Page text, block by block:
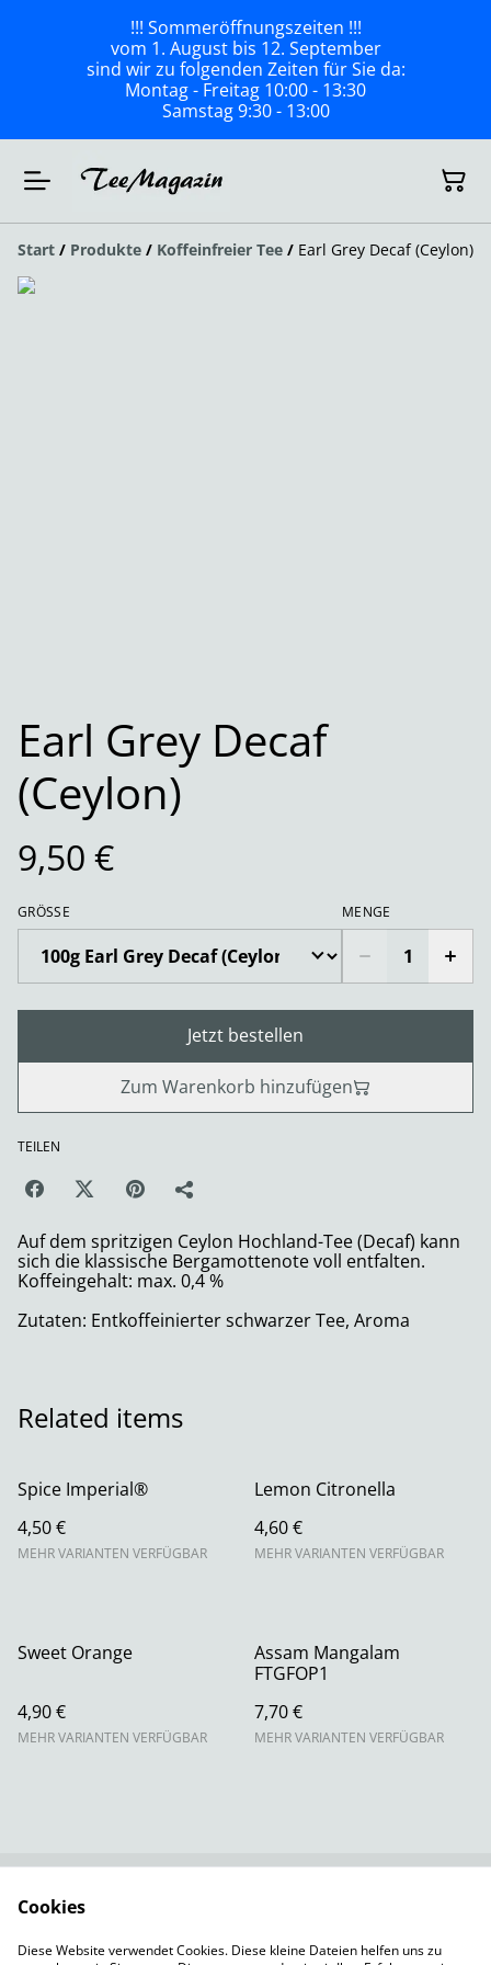
!!! Sommeröffnungszeiten !!!
vom 1. August bis 12. September
sind wir zu folgenden Zeiten für Sie da:
Montag - Freitag 10:00 - 13:30
Samstag 9:30 - 13:00
Start / Produkte / Koffeinfreier Tee / Earl Grey Decaf (Ceylon)
Earl Grey Decaf
(Ceylon)
9,50 €
GRÖSSE MENGE
Jetzt bestellen
Zum Warenkorb hinzufügen
TEILEN
Auf dem spritzigen Ceylon Hochland-Tee (Decaf) kann
sich die klassische Bergamottenote voll entfalten.
Koffeingehalt: max. 0,4 %
Zutaten: Entkoffeinierter schwarzer Tee, Aroma
Related items
Spice Imperial®
4,50 €
MEHR VARIANTEN VERFÜGBAR
Lemon Citronella
4,60 €
MEHR VARIANTEN VERFÜGBAR
Sweet Orange
4,90 €
MEHR VARIANTEN VERFÜGBAR
Assam Mangalam
FTGFOP1
7,70 €
MEHR VARIANTEN VERFÜGBAR
Cookie-Richtlinie
Versandbedingungen
Cookies
Diese Website verwendet Cookies. Diese kleine Dateien helfen uns zu